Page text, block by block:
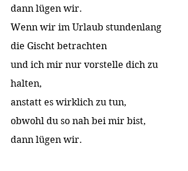
dann lügen wir.
Wenn wir im Urlaub stundenlang
die Gischt betrachten
und ich mir nur vorstelle dich zu
halten,
anstatt es wirklich zu tun,
obwohl du so nah bei mir bist,
dann lügen wir.